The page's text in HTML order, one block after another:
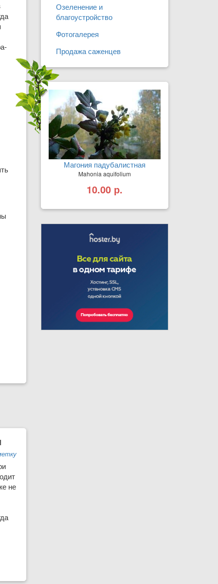
не
Озеленение и
благоустройство
Фотогалерея
Продажа саженцев
Магония падубалистная
Mahonia aquifolium
10.00 р.